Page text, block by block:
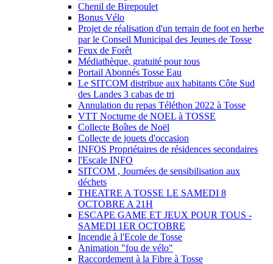
Chenil de Birepoulet
Bonus Vélo
Projet de réalisation d'un terrain de foot en herbe
par le Conseil Municipal des Jeunes de Tosse
Feux de Forêt
Médiathèque, gratuité pour tous
Portail Abonnés Tosse Eau
Le SITCOM distribue aux habitants Côte Sud
des Landes 3 cabas de tri
Annulation du repas Téléthon 2022 à Tosse
VTT Nocturne de NOEL à TOSSE
Collecte Boîtes de Noël
Collecte de jouets d'occasion
INFOS Propriétaires de résidences secondaires
l'Escale INFO
SITCOM , Journées de sensibilisation aux
déchets
THEATRE A TOSSE LE SAMEDI 8
OCTOBRE A 21H
ESCAPE GAME ET JEUX POUR TOUS -
SAMEDI 1ER OCTOBRE
Incendie à l'Ecole de Tosse
Animation "fou de vélo"
Raccordement à la Fibre à Tosse